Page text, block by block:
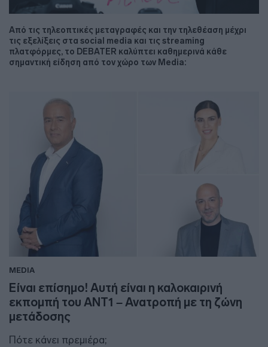
Από τις τηλεοπτικές μεταγραφές και την τηλεθέαση μέχρι
τις εξελίξεις στα social media και τις streaming
πλατφόρμες, το DEBATER καλύπτει καθημερινά κάθε
σημαντική είδηση από τον χώρο των Media:
MEDIA
Είναι επίσημο! Αυτή είναι η καλοκαιρινή
εκπομπή του ΑΝΤ1 – Ανατροπή με τη ζώνη
μετάδοσης
Πότε κάνει πρεμιέρα;